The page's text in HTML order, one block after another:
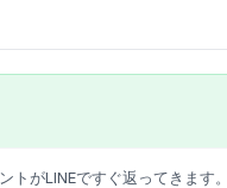
がLINEですぐ返ってきます。